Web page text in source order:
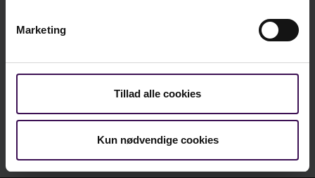
Marketing
Tillad alle cookies
Kun nødvendige cookies
Bøgerne, der har til formål at give både viden og
faglighed, rummer aktuelle og overskuelige
tekster til de pædagogiske fag, grundfagene og
linjefagene. Bøgerne er skrevet af forfattere, der
har stor faglig tynde inden for forskning og
undervisning på deres respektive områder, og
centrale funktioner i udviklingen af den
pædagogiske profession.